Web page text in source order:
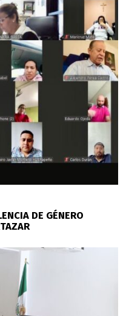
DE GÉNERO